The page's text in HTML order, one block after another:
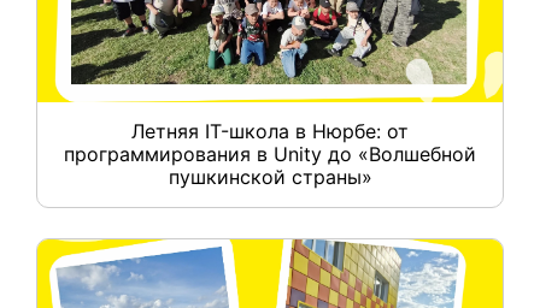
Летняя IT-школа в Нюрбе: от
программирования в Unity до «Волшебной
пушкинской страны»